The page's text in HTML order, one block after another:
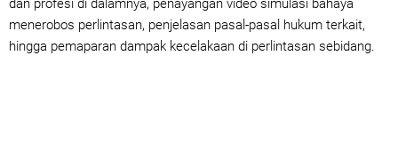
dan profesi di dalamnya, penayangan video simulasi bahaya
menerobos perlintasan, penjelasan pasal-pasal hukum terkait,
hingga pemaparan dampak kecelakaan di perlintasan sebidang.